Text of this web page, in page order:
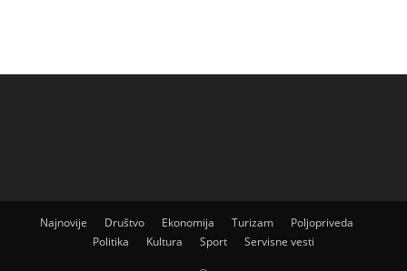
Najnovije Društvo Ekonomija Turizam
Poljopriveda
Politika
Kultura Sport Servisne vesti